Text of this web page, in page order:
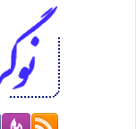
برچسب قیمت را
در زمان انتخاب
برخورد
شایسته نیست
پروانه کسب خود